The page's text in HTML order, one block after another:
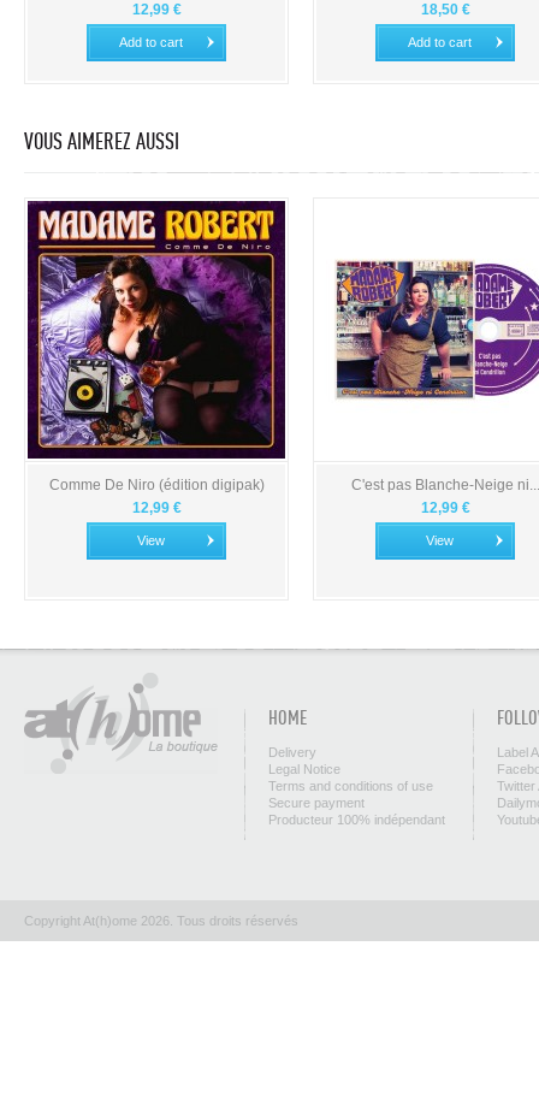
12,99 €
Add to cart
18,50 €
Add to cart
VOUS AIMEREZ AUSSI
Comme De Niro (édition digipak)
12,99 €
View
C'est pas Blanche-Neige ni...
12,99 €
View
HOME
Delivery
Legal Notice
Terms and conditions of use
Secure payment
Producteur 100% indépendant
Label
Twitter
Copyright At(h)ome 2026. Tous droits réservés